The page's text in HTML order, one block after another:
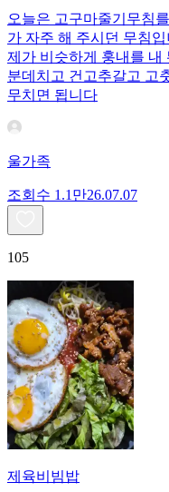
오늘은 고구마줄기무침
가 자주 해 주시던 무침
제가 비슷하게 훙내를 내
분데치고 건고추갈고 고
무치면 됩니다
울가족
조회수 1.1만26.07.07
105
제육비빔밥